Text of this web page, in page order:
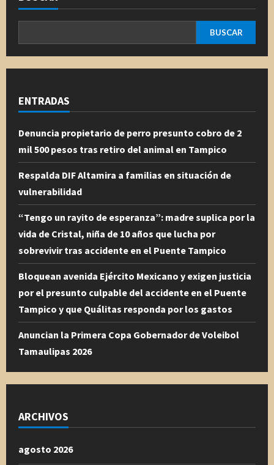
BUSCAR
ENTRADAS
Denuncia propietario de perro presunto cobro de 2
mil 500 pesos tras retiro del animal en Tampico
Respalda DIF Altamira a familias en situación de
vulnerabilidad
“Tengo un rayito de esperanza”: madre suplica por la
vida de Cristal, niña de 10 años que lucha por
sobrevivir tras accidente en el Puente Tampico
Bloquean avenida Ejército Mexicano y exigen justicia
por el presunto culpable del accidente en el Puente
Tampico y que Quálitas responda por los gastos
Anuncian la Primera Copa Gobernador de Voleibol
Tamaulipas 2026
ARCHIVOS
agosto 2026